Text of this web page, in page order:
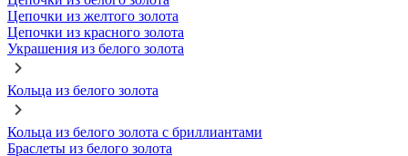
Цепочки из желтого золота
Цепочки из красного золота
Украшения из белого золота
Кольца из белого золота
Кольца из белого золота с бриллиантами
Браслеты из белого золота